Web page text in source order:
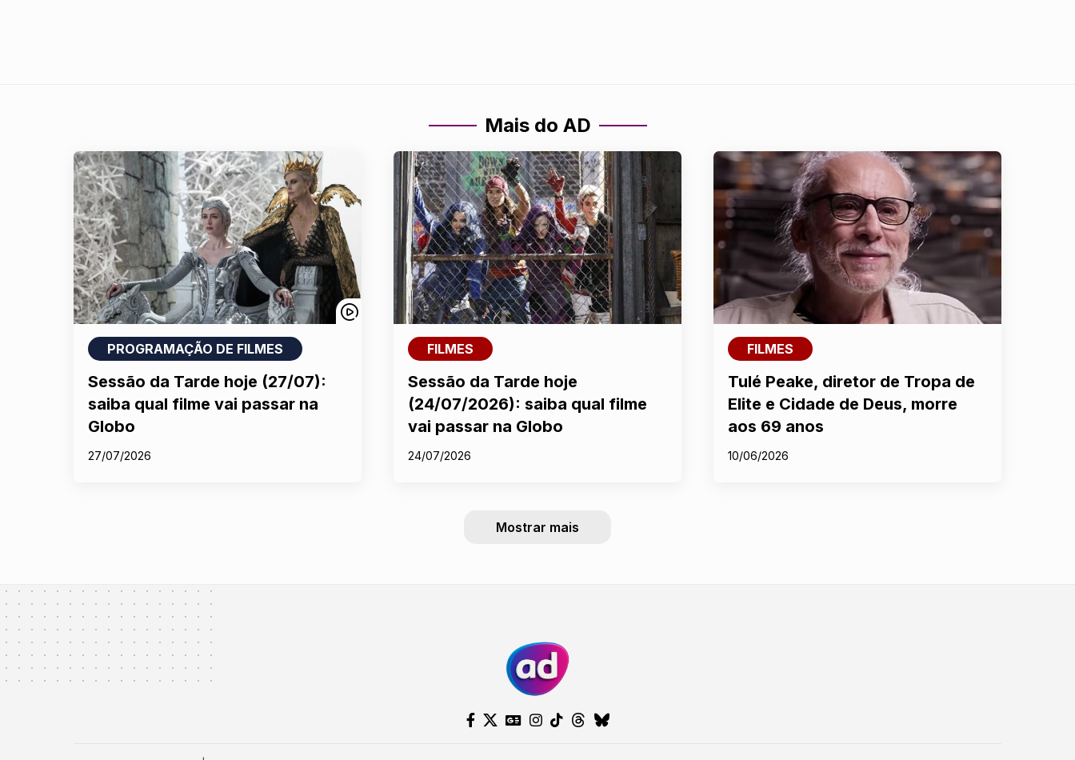
Mais do AD
PROGRAMAÇÃO DE FILMES
Sessão da Tarde hoje (27/07):
saiba qual filme vai passar na
Globo
27/07/2026
FILMES
Sessão da Tarde hoje
(24/07/2026): saiba qual filme
vai passar na Globo
24/07/2026
FILMES
Tulé Peake, diretor de Tropa de
Elite e Cidade de Deus, morre
aos 69 anos
10/06/2026
Mostrar mais